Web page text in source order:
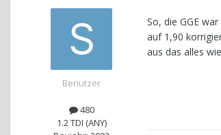
Benutzer
480
1.2 TDI (ANY)
So, die GGE
auf 1,90
aus das alles